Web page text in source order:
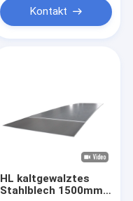
Kontakt
HL kaltgewalztes
Stahlblech 1500mm